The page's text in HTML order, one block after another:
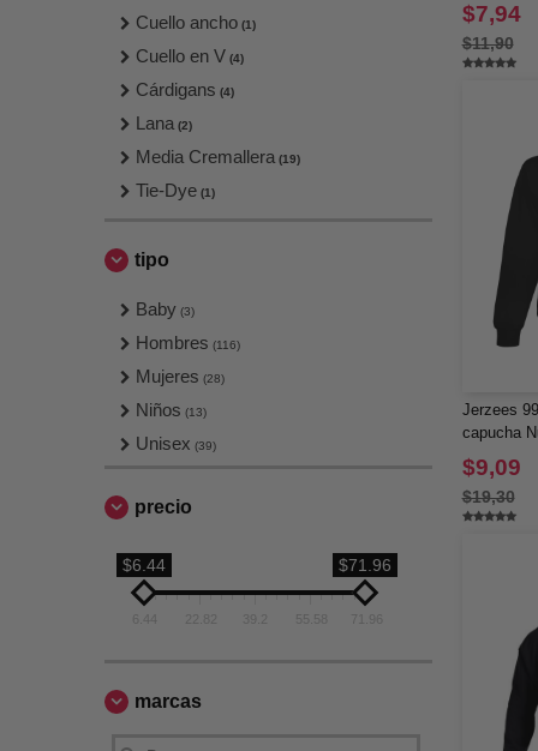
Cuello ancho (1)
Cuello en V (4)
Cárdigans (4)
Lana (2)
Media Cremallera (19)
Tie-Dye (1)
tipo
Baby (3)
Hombres (116)
Mujeres (28)
Niños (13)
Unisex (39)
precio
$6.44 $71.96
6.44 39.2 55.58
marcas
$7,94
$11,90
Jerzees
capucha
$9,09
$19,30